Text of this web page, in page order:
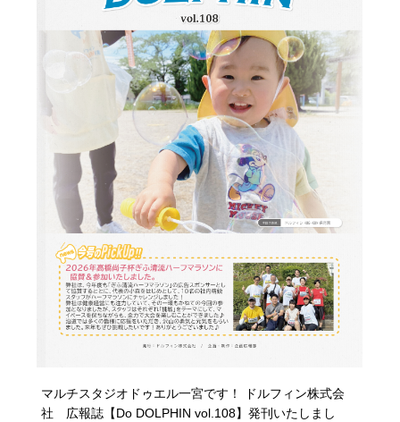
マルチスタジオドゥエル一宮です！ ドルフィン株式会
社 広報誌【Do DOLPHIN vol.108】発刊いたしまし